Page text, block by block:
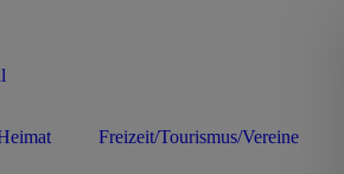
Freizeit/Tourismus/Vereine